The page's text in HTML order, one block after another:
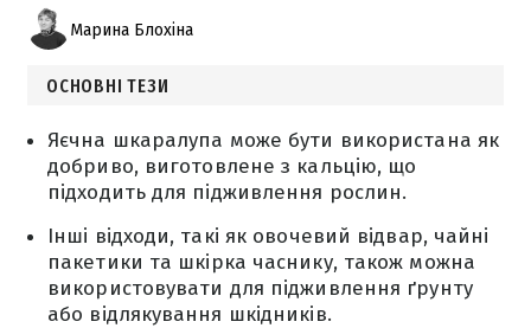
Марина Блохіна
ОСНОВНІ ТЕЗИ
Яєчна шкаралупа може бути використана як
добриво, виготовлене з кальцію, що
підходить для підживлення рослин.
Інші відходи, такі як овочевий відвар, чайні
пакетики та шкірка часнику, також можна
використовувати для підживлення ґрунту
або відлякування шкідників.